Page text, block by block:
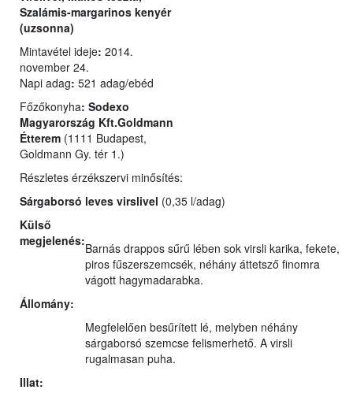
Szalámis-margarinos kenyér
(uzsonna)
Mintavétel ideje: 2014.
november 24.
Napi adag: 521 adag/ebéd
Főzőkonyha: Sodexo
Magyarország Kft.Goldmann
Étterem (1111 Budapest,
Goldmann Gy. tér 1.)
Részletes érzékszervi minősítés:
Sárgaborsó leves virslivel (0,35 l/adag)
Külső
megjelenés:Barnás drappos sűrű lében sok virsli karika, fekete,
piros fűszerszemcsék, néhány áttetsző finomra
vágott hagymadarabka.
Állomány:
Megfelelően besűrített lé, melyben néhány
sárgaborsó szemcse felismerhető. A virsli
rugalmasan puha.
Illat: